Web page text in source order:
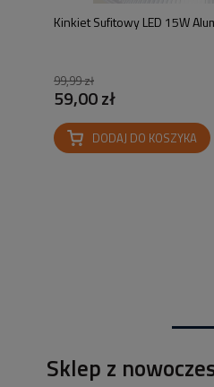
Kinkiet Sufitowy LED 15W
99,99 zł
59,00 zł
DODAJ DO KOSZYKA
Sklep z